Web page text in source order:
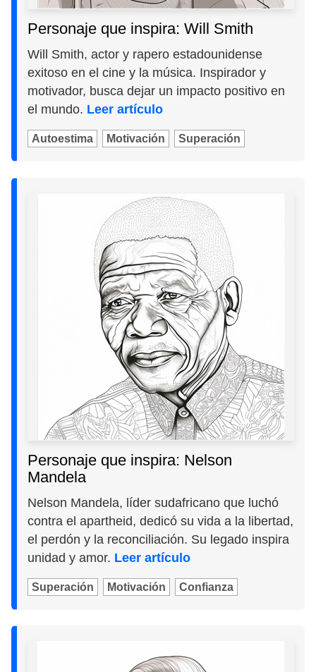
Personaje que inspira: Will Smith
Will Smith, actor y rapero estadounidense
exitoso en el cine y la música. Inspirador y
motivador, busca dejar un impacto positivo en
el mundo. Leer artículo
Autoestima Motivación Superación
Personaje que inspira: Nelson
Mandela
Nelson Mandela, líder sudafricano que luchó
contra el apartheid, dedicó su vida a la libertad,
el perdón y la reconciliación. Su legado inspira
unidad y amor. Leer artículo
Superación Motivación Confianza